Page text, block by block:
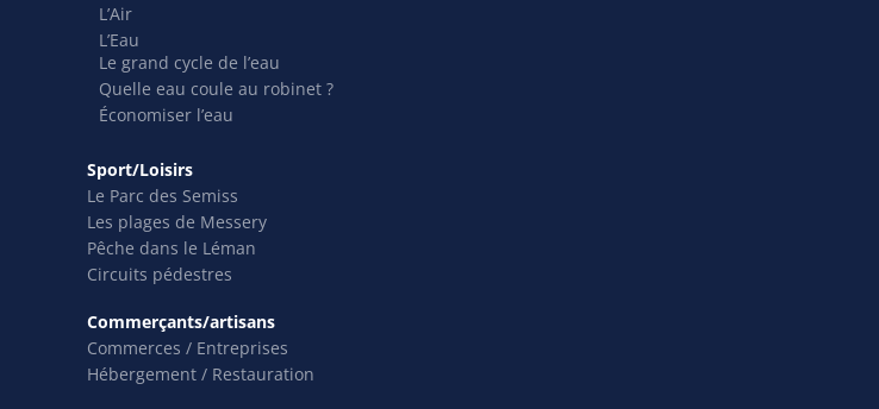
L’Air
L’Eau
Le grand cycle de l’eau
Quelle eau coule au robinet ?
Économiser l’eau
Sport/Loisirs
Le Parc des Semiss
Les plages de Messery
Pêche dans le Léman
Circuits pédestres
Commerçants/artisans
Commerces / Entreprises
Hébergement / Restauration